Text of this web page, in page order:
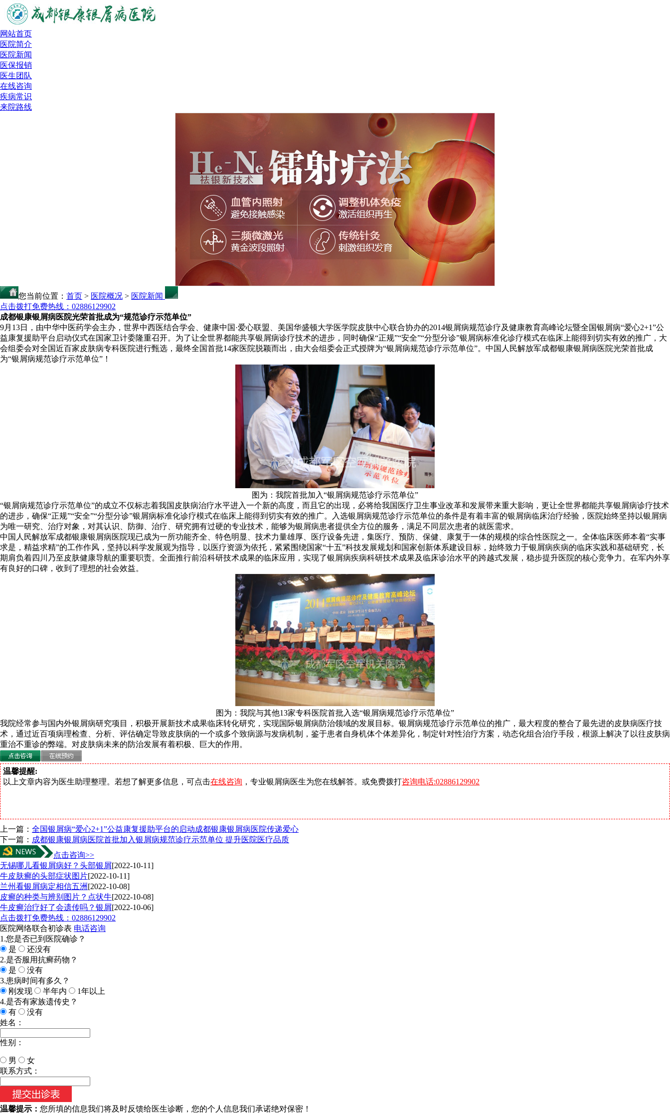
网站首页
医院简介
医院新闻
医保报销
医生团队
在线咨询
疾病常识
来院路线
您当前位置： 首页 > 医院概况 > 医院新闻
点击拨打免费热线：02886129902
成都银康银屑病医院光荣首批成为“规范诊疗示范单位”
9月13日，由中华中医药学会主办，世界中西医结合学会、健康中国·爱心联盟、美国华盛顿大学医学院皮肤中心联合协办的2014银屑病规范诊疗及健康教育高峰论坛暨全国银屑病“爱心2+1”公
益康复援助平台启动仪式在国家卫计委隆重召开。为了让全世界都能共享银屑病诊疗技术的进步，同时确保“正规”“安全”“分型分诊”银屑病标准化诊疗模式在临床上能得到切实有效的推广，大
会组委会对全国近百家皮肤病专科医院进行甄选，最终全国首批14家医院脱颖而出，由大会组委会正式授牌为“银屑病规范诊疗示范单位”。中国人民解放军成都银康银屑病医院光荣首批成
为“银屑病规范诊疗示范单位”！
图为：我院首批加入“银屑病规范诊疗示范单位”
“银屑病规范诊疗示范单位”的成立不仅标志着我国皮肤病治疗水平进入一个新的高度，而且它的出现，必将给我国医疗卫生事业改革和发展带来重大影响，更让全世界都能共享银屑病诊疗技术
的进步，确保“正规”“安全”“分型分诊”银屑病标准化诊疗模式在临床上能得到切实有效的推广。入选银屑病规范诊疗示范单位的条件是有着丰富的银屑病临床治疗经验，医院始终坚持以银屑病
为唯一研究、治疗对象，对其认识、防御、治疗、研究拥有过硬的专业技术，能够为银屑病患者提供全方位的服务，满足不同层次患者的就医需求。
中国人民解放军成都银康银屑病医院现已成为一所功能齐全、特色明显、技术力量雄厚、医疗设备先进，集医疗、预防、保健、康复于一体的规模的综合性医院之一。全体临床医师本着“实事
求是，精益求精”的工作作风，坚持以科学发展观为指导，以医疗资源为依托，紧紧围绕国家“十五”科技发展规划和国家创新体系建设目标，始终致力于银屑病疾病的临床实践和基础研究，长
期肩负着四川乃至皮肤健康导航的重要职责。全面推行前沿科研技术成果的临床应用，实现了银屑病疾病科研技术成果及临床诊治水平的跨越式发展，稳步提升医院的核心竞争力。在军内外享
有良好的口碑，收到了理想的社会效益。
图为：我院与其他13家专科医院首批入选“银屑病规范诊疗示范单位”
我院经常参与国内外银屑病研究项目，积极开展新技术成果临床转化研究，实现国际银屑病防治领域的发展目标。银屑病规范诊疗示范单位的推广，最大程度的整合了最先进的皮肤病医疗技
术，通过近百项病理检查、分析、评估确定导致皮肤病的一个或多个致病源与发病机制，鉴于患者自身机体个体差异化，制定针对性治疗方案，动态化组合治疗手段，根源上解决了以往皮肤病
重治不重诊的弊端。对皮肤病未来的防治发展有着积极、巨大的作用。
温馨提醒:
以上文章内容为医生助理整理。若想了解更多信息，可点击在线咨询 ，专业银屑病医生为您在线解答。或免费拨打咨询电话:02886129902
上一篇： 全国银屑病“爱心2+1”公益康复援助平台的启动成都银康银屑病医院传递爱心
下一篇： 成都银康银屑病医院首批加入银屑病规范诊疗示范单位 提升医院医疗品质
点击咨询>>
无锡哪儿看银屑病好？头部银屑[2022-10-11]
牛皮肤癣的头部症状图片[2022-10-11]
兰州看银屑病定相信五洲 [2022-10-08]
皮癣的种类与辨别图片？点状牛[2022-10-08]
牛皮癣治疗好了会遗传吗？银屑[2022-10-06]
点击拨打免费热线：02886129902
医院网络联合初诊表 电话咨询
1.您是否已到医院确诊？
是
还没有
2.是否服用抗癣药物？
是
没有
3.患病时间有多久？
刚发现
半年内
1年以上
4.是否有家族遗传史？
有
没有
姓名：
性别：
男
女
今天日期：
联系方式：
温馨提示： 您所填的信息我们将及时反馈给医生诊断，您的个人信息我们承诺绝对保密！